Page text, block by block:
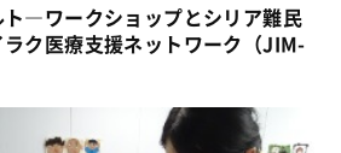
―ワークショップとシリア難民
ク医療支援ネットワーク（JIM-